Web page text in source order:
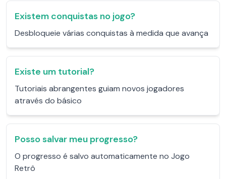
Existem conquistas no jogo?
Desbloqueie várias conquistas à medida que avança
Existe um tutorial?
Tutoriais abrangentes guiam novos jogadores
através do básico
Posso salvar meu progresso?
O progresso é salvo automaticamente no Jogo
Retrô